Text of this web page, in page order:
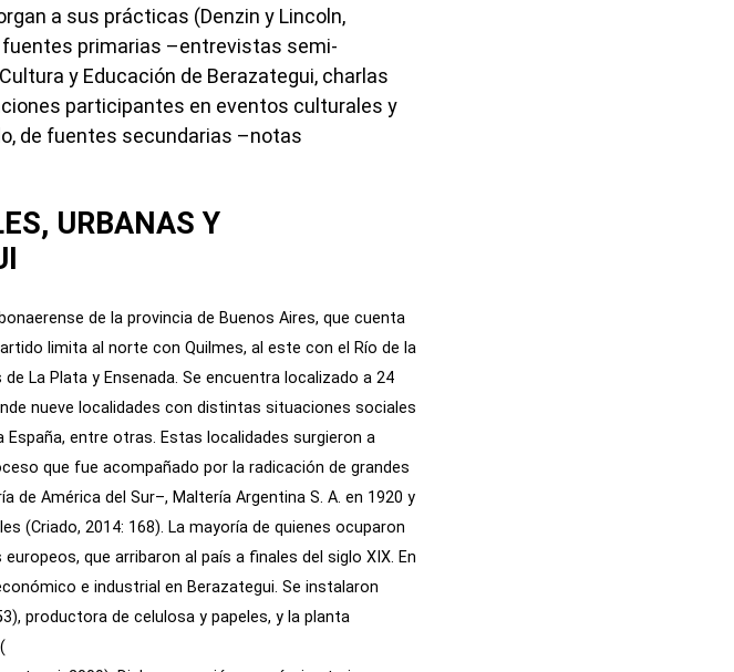
a sus prácticas (Denzin y Lincoln,
fuentes primarias –entrevistas semi-
y Educación de Berazategui, charlas
participantes en eventos culturales y
de fuentes secundarias –notas
URBANAS Y
de la provincia de Buenos Aires, que cuenta
limita al norte con Quilmes, al este con el Río de la
La Plata y Ensenada. Se encuentra localizado a 24
nueve localidades con distintas situaciones sociales
España, entre otras. Estas localidades surgieron a
que fue acompañado por la radicación de grandes
de América del Sur–, Maltería Argentina S. A. en 1920 y
(Criado, 2014: 168). La mayoría de quienes ocuparon
que arribaron al país a finales del siglo XIX. En
e industrial en Berazategui. Se instalaron
productora de celulosa y papeles, y la planta